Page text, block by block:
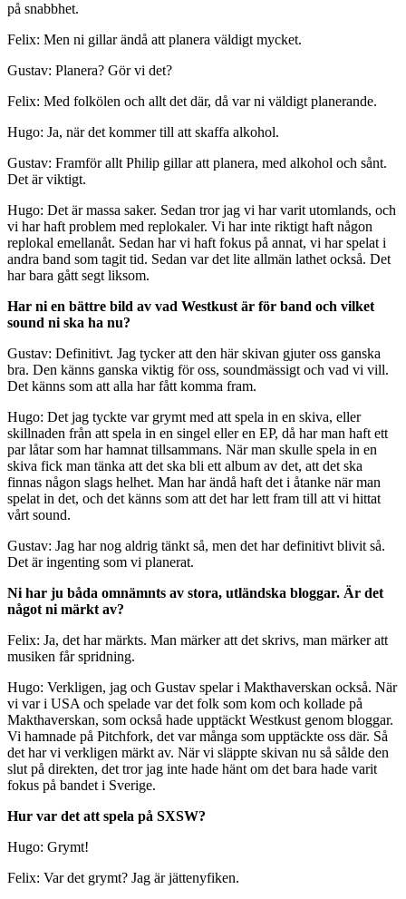
på snabbhet.
Felix: Men ni gillar ändå att planera väldigt mycket.
Gustav: Planera? Gör vi det?
Felix: Med folkölen och allt det där, då var ni väldigt planerande.
Hugo: Ja, när det kommer till att skaffa alkohol.
Gustav: Framför allt Philip gillar att planera, med alkohol och sånt.
Det är viktigt.
Hugo: Det är massa saker. Sedan tror jag vi har varit utomlands, och
vi har haft problem med replokaler. Vi har inte riktigt haft någon
replokal emellanåt. Sedan har vi haft fokus på annat, vi har spelat i
andra band som tagit tid. Sedan var det lite allmän lathet också. Det
har bara gått segt liksom.
Har ni en bättre bild av vad Westkust är för band och vilket
sound ni ska ha nu?
Gustav: Definitivt. Jag tycker att den här skivan gjuter oss ganska
bra. Den känns ganska viktig för oss, soundmässigt och vad vi vill.
Det känns som att alla har fått komma fram.
Hugo: Det jag tyckte var grymt med att spela in en skiva, eller
skillnaden från att spela in en singel eller en EP, då har man haft ett
par låtar som har hamnat tillsammans. När man skulle spela in en
skiva fick man tänka att det ska bli ett album av det, att det ska
finnas någon slags helhet. Man har ändå haft det i åtanke när man
spelat in det, och det känns som att det har lett fram till att vi hittat
vårt sound.
Gustav: Jag har nog aldrig tänkt så, men det har definitivt blivit så.
Det är ingenting som vi planerat.
Ni har ju båda omnämnts av stora, utländska bloggar. Är det
något ni märkt av?
Felix: Ja, det har märkts. Man märker att det skrivs, man märker att
musiken får spridning.
Hugo: Verkligen, jag och Gustav spelar i Makthaverskan också. När
vi var i USA och spelade var det folk som kom och kollade på
Makthaverskan, som också hade upptäckt Westkust genom bloggar.
Vi hamnade på Pitchfork, det var många som upptäckte oss där. Så
det har vi verkligen märkt av. När vi släppte skivan nu så sålde den
slut på direkten, det tror jag inte hade hänt om det bara hade varit
fokus på bandet i Sverige.
Hur var det att spela på SXSW?
Hugo: Grymt!
Felix: Var det grymt? Jag är jättenyfiken.